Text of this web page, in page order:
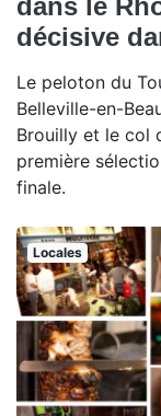
dans le
décisive
Le peloton du
Belleville-en-
Brouilly et le col
première
finale.
Locales